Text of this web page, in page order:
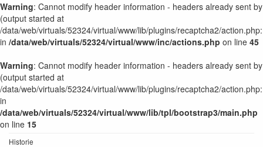
Warning: Cannot modify header information - headers already sent by
(output started at
/data/web/virtuals/52324/virtual/www/lib/plugins/recaptcha2/
in /data/web/virtuals/52324/virtual/www/inc/actions.php on line 45
Warning: Cannot modify header information - headers already sent by
(output started at
/data/web/virtuals/52324/virtual/www/lib/plugins/recaptcha2/
in
/data/web/virtuals/52324/virtual/www/lib/tpl/bootstrap3/main.php
on line 15
Historie